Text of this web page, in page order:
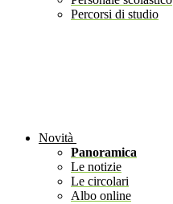
Percorsi di studio
Novità
Panoramica
Le notizie
Le circolari
Albo online